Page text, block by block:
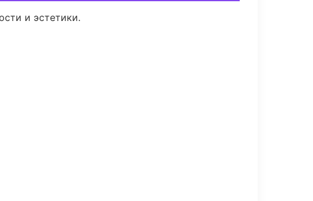
и эстетики.